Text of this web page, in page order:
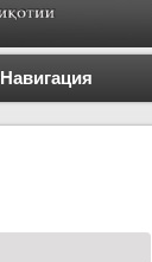
Навигация